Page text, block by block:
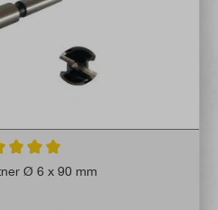
media di 5 su 5 stelle
Ø 6 x 90 mm